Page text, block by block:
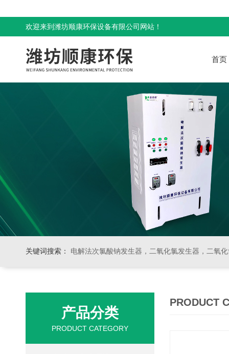
欢迎来到潍坊顺康环保设备有限公司网站！
首页
关键词搜索： 电解法次氯酸钠发生器，二氧化氯发生器，二氧化氯投加器，缓释消毒器
产品分类
PRODUCT CATEGORY
PRODUCT